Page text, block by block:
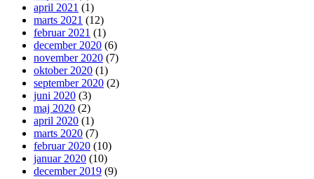
april 2021 (1)
marts 2021 (12)
februar 2021 (1)
december 2020 (6)
november 2020 (7)
oktober 2020 (1)
september 2020 (2)
juni 2020 (3)
maj 2020 (2)
april 2020 (1)
marts 2020 (7)
februar 2020 (10)
januar 2020 (10)
december 2019 (9)